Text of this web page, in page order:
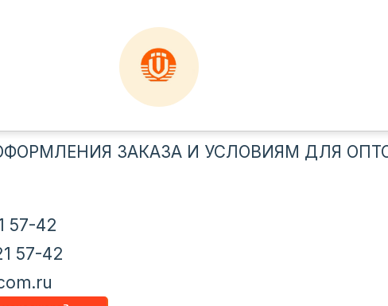
ЗАКАЗА И УСЛОВИЯМ ДЛЯ
57-42
57-42